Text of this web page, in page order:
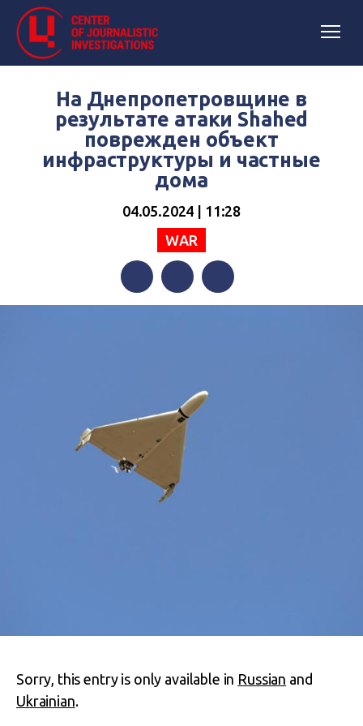
На Днепропетровщине в
результате атаки Shahed
поврежден объект
инфраструктуры и частные
дома
04.05.2024 | 11:28
WAR
FacebookTwitterTelegram
Sorry, this entry is only available in Russian and
Ukrainian.